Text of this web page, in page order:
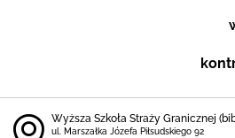
Wyższa Szkoła Straży Granicznej
ul. Marszałka Józefa Piłsudskiego 92